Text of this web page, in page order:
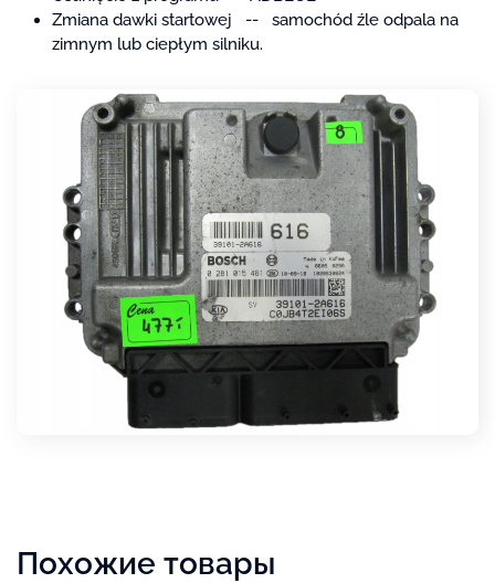
Zmiana dawki startowej -- samochód źle odpala na
zimnym lub ciepłym silniku.
Похожие товары